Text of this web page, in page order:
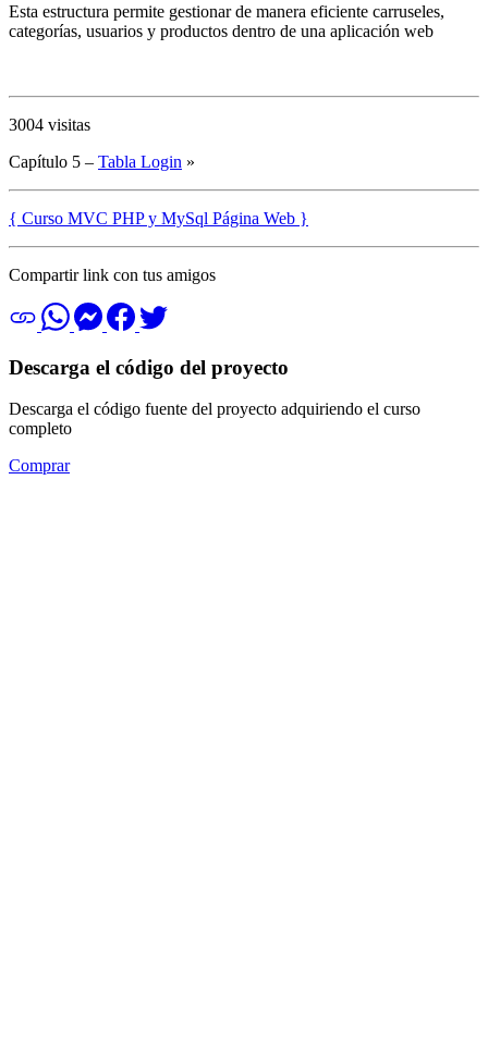
Esta estructura permite gestionar de manera eficiente carruseles,
categorías, usuarios y productos dentro de una aplicación web
3004 visitas
Capítulo 5 – Tabla Login »
{ Curso MVC PHP y MySql Página Web }
Compartir link con tus amigos
Descarga el código del proyecto
Descarga el código fuente del proyecto adquiriendo el curso
completo
Comprar